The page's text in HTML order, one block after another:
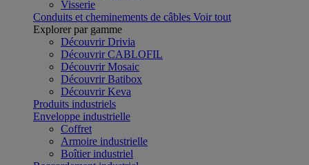
Visserie
Conduits et cheminements de câbles Voir tout
Explorer par gamme
Découvrir Drivia
Découvrir CABLOFIL
Découvrir Mosaic
Découvrir Batibox
Découvrir Keva
Produits industriels
Enveloppe industrielle
Coffret
Armoire industrielle
Boîtier industriel